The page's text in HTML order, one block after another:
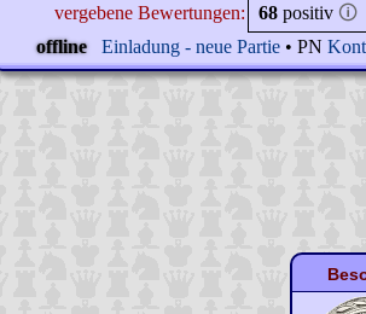
vergebene Bewertungen:
68 positiv 🛈
offline
Einladung - neue Partie • PN